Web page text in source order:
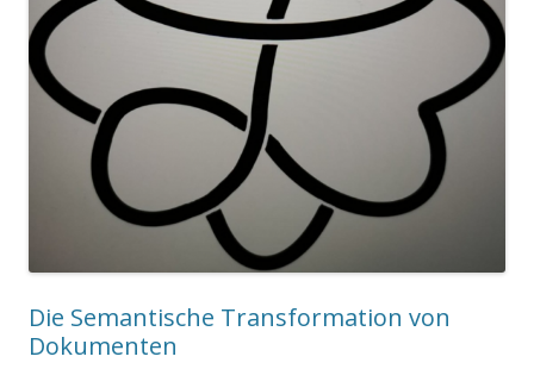
Die Semantische Transformation von
Dokumenten